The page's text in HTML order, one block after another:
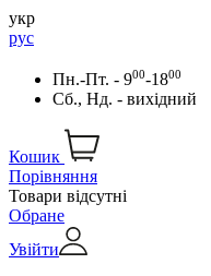
укр
рус
Пн.-Пт. - 900-1800
Сб., Нд. - вихідний
Кошик
Порівняння
Товари відсутні
Обране
Увійти